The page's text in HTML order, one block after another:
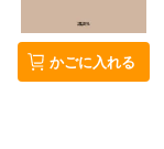
かごに入れる